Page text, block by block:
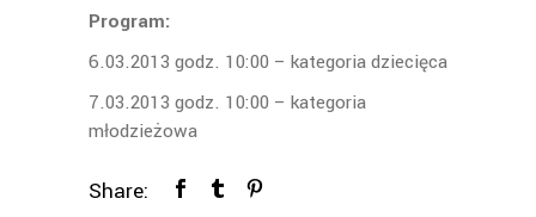
Program:
6.03.2013 godz. 10:00 – kategoria dziecięca
7.03.2013 godz. 10:00 – kategoria
młodzieżowa
Share: